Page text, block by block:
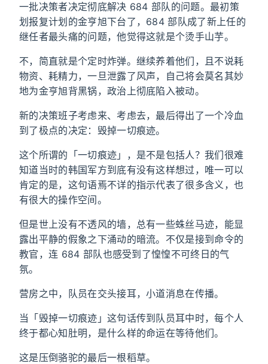
一批决策者决定彻底解决 684 部队的问题。最初策
划报复计划的金亨旭下台了，684 部队成了新上任的
继任者最头痛的问题，他觉得这就是个烫手山芋。
不，简直就是个定时炸弹。继续养着他们，且不说耗
物资、耗精力，一旦泄露了风声，自己将会莫名其妙
地为金亨旭背黑锅，政治上彻底陷入被动。
新的决策班子考虑来、考虑去，最后得出了一个冷血
到了极点的决定：毁掉一切痕迹。
这个所谓的「一切痕迹」，是不是包括人？我们很难
知道当时的韩国军方到底有没有这样想过，唯一可以
肯定的是，这句语焉不详的指示代表了很多含义，也
有很大的操作空间。
但是世上没有不透风的墙，总有一些蛛丝马迹，能显
露出平静的假象之下涌动的暗流。不仅是接到命令的
教官，连 684 部队也感受到了惶惶不可终日的气
氛。
营房之中，队员在交头接耳，小道消息在传播。
当「毁掉一切痕迹」这句话传到队员耳中时，每个人
终于都心知肚明，是什么样的命运在等待他们。
这是压倒骆驼的最后一根稻草。